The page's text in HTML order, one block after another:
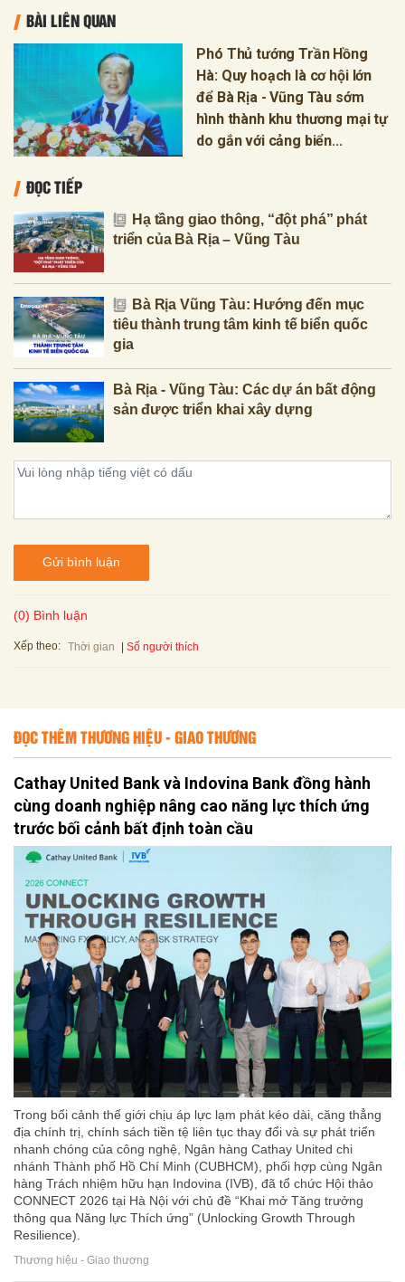
BÀI LIÊN QUAN
Phó Thủ tướng Trần Hồng
Hà: Quy hoạch là cơ hội lớn
để Bà Rịa - Vũng Tàu sớm
hình thành khu thương mại tự
do gắn với cảng biển...
ĐỌC TIẾP
Hạ tầng giao thông, “đột phá” phát
triển của Bà Rịa – Vũng Tàu
Bà Rịa Vũng Tàu: Hướng đến mục
tiêu thành trung tâm kinh tế biển quốc
gia
Bà Rịa - Vũng Tàu: Các dự án bất động
sản được triển khai xây dựng
Gửi bình luận
(0) Bình luận
Xếp theo: Thời gian Số người thích
ĐỌC THÊM THƯƠNG HIỆU - GIAO THƯƠNG
Cathay United Bank và Indovina Bank đồng hành
cùng doanh nghiệp nâng cao năng lực thích ứng
trước bối cảnh bất định toàn cầu
Trong bối cảnh thế giới chịu áp lực lạm phát kéo dài, căng thẳng
địa chính trị, chính sách tiền tệ liên tục thay đổi và sự phát triển
nhanh chóng của công nghệ, Ngân hàng Cathay United chi
nhánh Thành phố Hồ Chí Minh (CUBHCM), phối hợp cùng Ngân
hàng Trách nhiệm hữu hạn Indovina (IVB), đã tổ chức Hội thảo
CONNECT 2026 tại Hà Nội với chủ đề “Khai mở Tăng trưởng
thông qua Năng lực Thích ứng” (Unlocking Growth Through
Resilience).
Thương hiệu - Giao thương